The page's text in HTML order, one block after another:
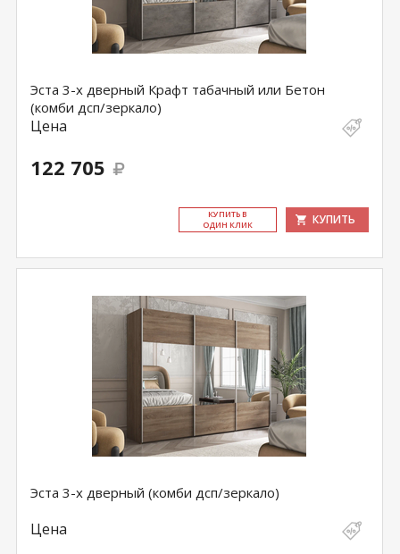
Эста 3-х дверный Крафт табачный или Бетон
(комби дсп/зеркало)
Цена
122 705
КУ­ПИТЬ В
ОДИН КЛИК
КУПИТЬ
Эста 3-х дверный (комби дсп/зеркало)
Цена